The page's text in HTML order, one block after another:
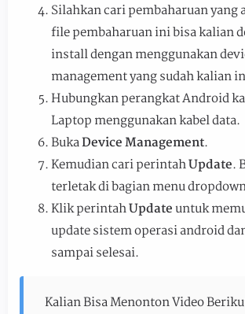
Silahkan cari pembaharuan yang
file pembaharuan ini bisa kalian
install dengan menggunakan
management yang sudah kalian
Hubungkan perangkat Android
Laptop menggunakan kabel data.
BukaDevice Management.
Kemudian cari perintahUpdate.
terletak di bagian menu
Klik perintahUpdateuntuk
update sistem operasi android
sampai selesai.
Kalian Bisa Menonton Video